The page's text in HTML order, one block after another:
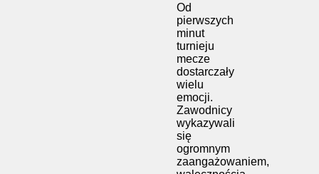
Od
pierwszych
minut
turnieju
mecze
dostarczały
wielu
emocji.
Zawodnicy
wykazywali
się
ogromnym
zaangażowaniem,